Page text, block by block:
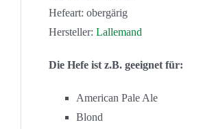
Hefeart: obergärig
Hersteller: Lallemand
Die Hefe ist z.B. geeignet für:
American Pale Ale
Blond